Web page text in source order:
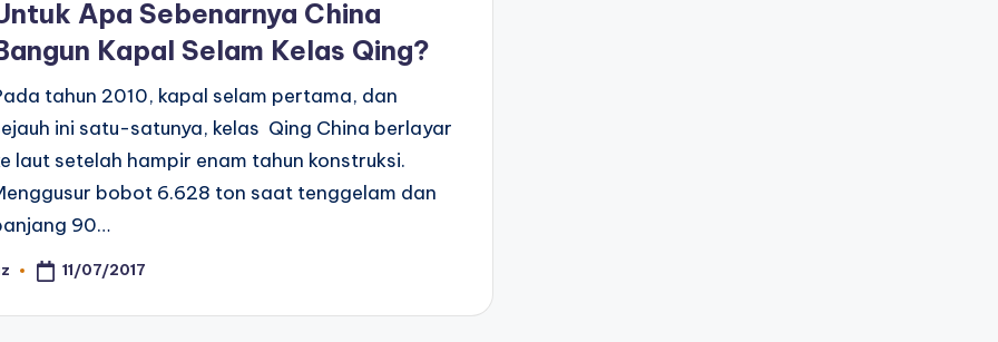
Apa Sebenarnya China
Kapal Selam Kelas Qing?
tahun 2010, kapal selam pertama, dan
ini satu-satunya, kelas Qing China berlayar
laut setelah hampir enam tahun konstruksi.
bobot 6.628 ton saat tenggelam dan
90…
11/07/2017